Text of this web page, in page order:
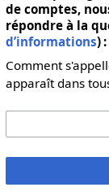
de comptes,
répondre à la
d’informations) :
Comment
apparaît dans